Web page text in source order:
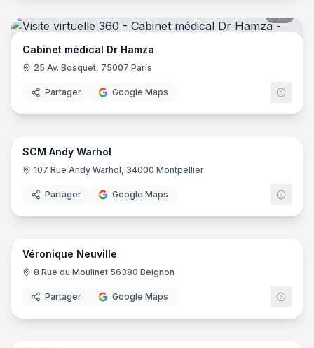
Cabinet médical Dr Hamza
25 Av. Bosquet, 75007 Paris
Partager Google Maps
14
SCM Andy Warhol
107 Rue Andy Warhol, 34000 Montpellier
Partager Google Maps
7
Véronique Neuville
8 Rue du Moulinet 56380 Beignon
Partager Google Maps
18